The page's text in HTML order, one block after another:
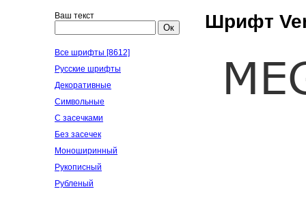
Ваш текст
Ок
Все шрифты [8612]
Русские шрифты
Декоративные
Символьные
С засечками
Без засечек
Моноширинный
Рукописный
Рубленый
Шрифт